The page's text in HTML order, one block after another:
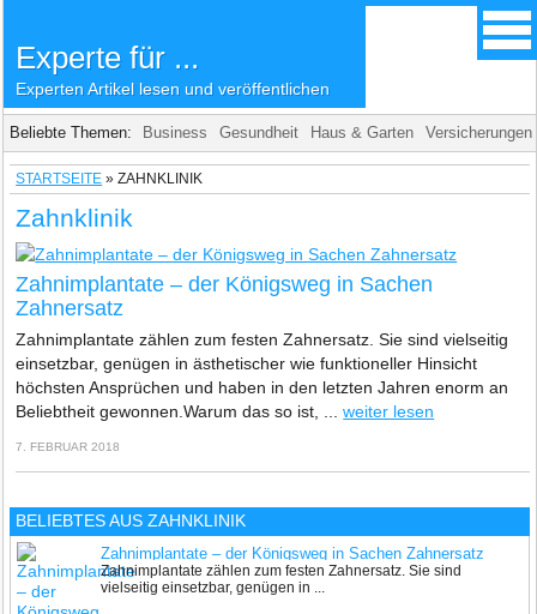
Experte für ...
Experten Artikel lesen und veröffentlichen
Beliebte Themen: Business Gesundheit Haus & Garten Versicherungen
STARTSEITE »ZAHNKLINIK
Zahnklinik
Zahnimplantate – der Königsweg in Sachen
Zahnersatz
Zahnimplantate zählen zum festen Zahnersatz. Sie sind vielseitig
einsetzbar, genügen in ästhetischer wie funktioneller Hinsicht
höchsten Ansprüchen und haben in den letzten Jahren enorm an
Beliebtheit gewonnen.Warum das so ist, ...weiter lesen
7. FEBRUAR 2018
BELIEBTES AUS ZAHNKLINIK
Zahnimplantate – der Königsweg in Sachen Zahnersatz
Zahnimplantate zählen zum festen Zahnersatz. Sie sind
vielseitig einsetzbar, genügen in ...